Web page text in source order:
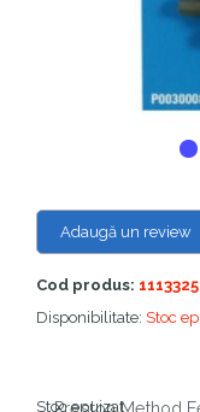
Adaugă un review
Cod produs: 1113325
Disponibilitate: Stoc
Preston Method
Stoc epuizat